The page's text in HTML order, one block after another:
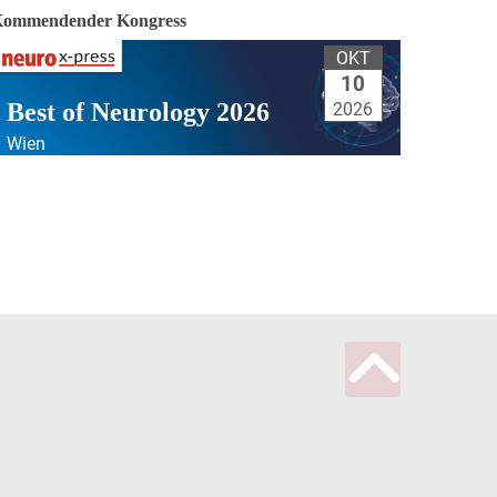
Kongress
Best of Neurology 2026
Wien
OKT
10
2026